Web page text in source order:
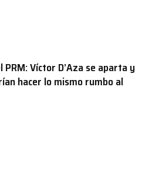
Víctor D’Aza se aparta y
hacer lo mismo rumbo al